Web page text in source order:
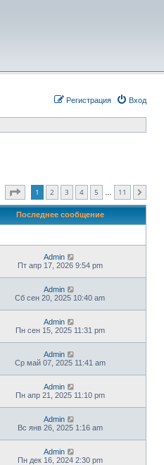
Вход
Регистрация
Страница из11
1 2 3 4 5 11
Последнее сообщение
Admin
Пт апр 17, 2026 9:54 pm
Admin
Сб сен 20, 2025 10:40 am
Admin
Пн сен 15, 2025 11:31 pm
Admin
Ср май 07, 2025 11:41 am
Admin
Пн апр 21, 2025 11:10 pm
Admin
Вс янв 26, 2025 1:16 am
Admin
Пн дек 16, 2024 2:30 pm